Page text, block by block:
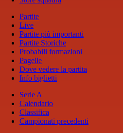
Partite
Live
Partite più importanti
Partite Storiche
Probabili formazioni
Pagelle
Dove vedere la partita
Info biglietti
Serie A
Calendario
Classifica
Campionati precedenti